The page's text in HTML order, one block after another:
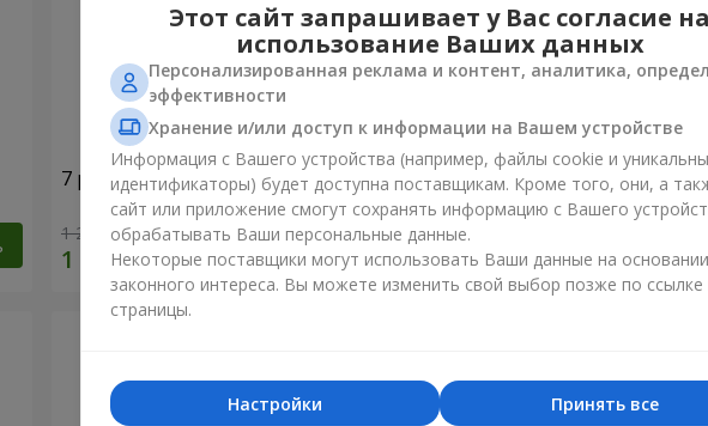
7 ромашковых хризантем
1 293 грн Заказать
Монобукет из 11 красных
1 449 грн
Этот сайт запрашивает у Вас согласие на
использование Ваших данных
Персонализированная реклама и контент, аналитика,
эффективности
Хранение и/или доступ к информации на Вашем устройстве
Информация с Вашего устройства (например, файлы cookie и
идентификаторы) будет доступна поставщикам. Кроме того, они, а
сайт или приложение смогут сохранять информацию с Вашего
обрабатывать Ваши персональные данные.
Некоторые поставщики могут использовать Ваши данные на основании
законного интереса. Вы можете изменить свой выбор позже по ссылке
страницы.
Принять все
Настройки